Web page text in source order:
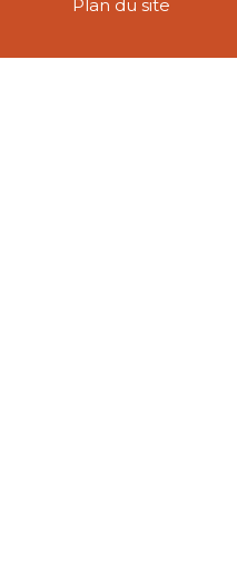
Plan du site